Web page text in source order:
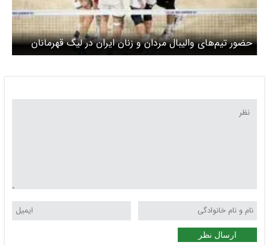
حضور تیم‌های والیبال مردان و زنان ایران در لیگ قهرمانان
آسیا ۲۰۲۶
ارسال نظر